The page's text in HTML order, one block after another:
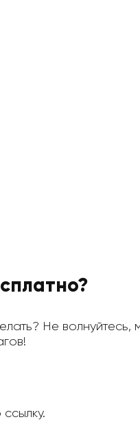
Не волнуйтесь,